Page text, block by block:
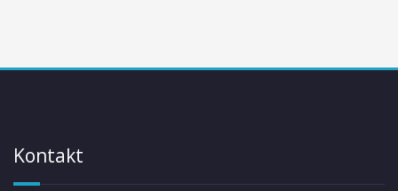
Kontakt